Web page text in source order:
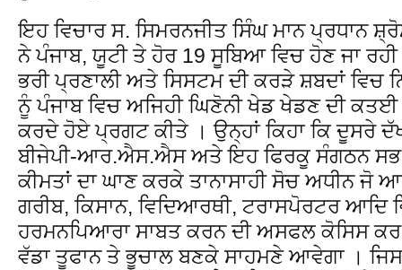
ਇਹ ਵਿਚਾਰ ਸ. ਸਿਮਰਨਜੀਤ ਸਿੰਘ ਮਾਨ ਪ੍ਰਧਾਨ
ਨੇ ਪੰਜਾਬ, ਯੂਟੀ ਤੇ ਹੋਰ 19 ਸੂਬਿਆ ਵਿਚ ਹੋਣ ਜਾ
ਭਰੀ ਪ੍ਰਣਾਲੀ ਅਤੇ ਸਿਸਟਮ ਦੀ ਕਰੜੇ ਸ਼ਬਦਾਂ ਵਿਚ
ਨੂੰ ਪੰਜਾਬ ਵਿਚ ਅਜਿਹੀ ਘਿਣੋਨੀ ਖੇਡ ਖੇਡਣ ਦੀ
ਕਰਦੇ ਹੋਏ ਪ੍ਰਗਟ ਕੀਤੇ । ਉਨ੍ਹਾਂ ਕਿਹਾ ਕਿ ਦੂਸਰੇ
ਬੀਜੇਪੀ-ਆਰ.ਐਸ.ਐਸ ਅਤੇ ਇਹ ਫਿਰਕੂ ਸੰਗਠਨ ਸਭ
ਕੀਮਤਾਂ ਦਾ ਘਾਣ ਕਰਕੇ ਤਾਨਾਸਾਹੀ ਸੋਚ ਅਧੀਨ
ਗਰੀਬ, ਕਿਸਾਨ, ਵਿਦਿਆਰਥੀ, ਟਰਾਸਪੋਰਟਰ ਆਦਿ
ਹਰਮਨਪਿਆਰਾ ਸਾਬਤ ਕਰਨ ਦੀ ਅਸਫਲ ਕੋਸਿਸ
ਵੱਡਾ ਤੂਫਾਨ ਤੇ ਭੂਚਾਲ ਬਣਕੇ ਸਾਹਮਣੇ ਆਵੇਗਾ ।